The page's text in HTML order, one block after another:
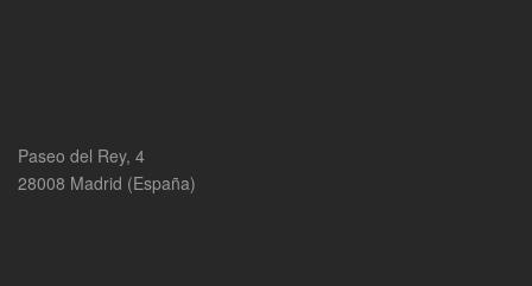
Paseo del Rey, 4
28008 Madrid (España)